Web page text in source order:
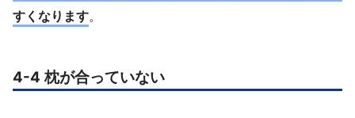
すくなります。
4-4 枕が合っていない